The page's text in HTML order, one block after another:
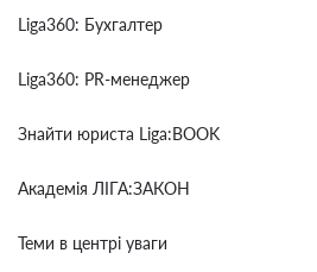
Liga360: Бухгалтер
Liga360: PR-менеджер
Знайти юриста Liga:BOOK
Академія ЛІГА:ЗАКОН
Теми в центрі уваги